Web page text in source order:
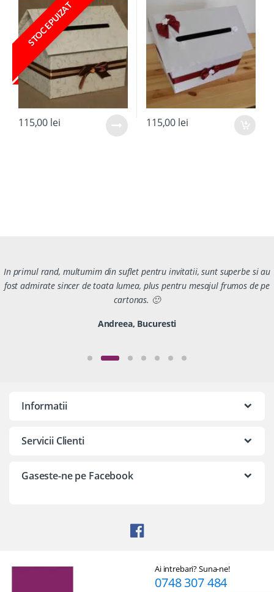
STOC EPUIZAT
115,00 lei 115,00 lei
In primul rand, multumim din suflet pentru invitatii, sunt superbe si au
fost admirate sincer de toata lumea, plus pentru mesajul frumos de pe
cartonas. 🙂
Andreea, Bucuresti
Informatii
Servicii Clienti
Gaseste-ne pe Facebook
Ai intrebari? Suna-ne!
0748 307 484